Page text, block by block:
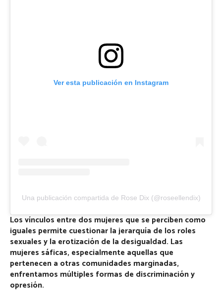
Ver esta publicación en Instagram
Una publicación compartida de Rose Dix (@roseellendix)
Los vínculos entre dos mujeres que se perciben como
iguales permite cuestionar la jerarquía de los roles
sexuales y la erotización de la desigualdad. Las
mujeres sáficas, especialmente aquellas que
pertenecen a otras comunidades marginadas,
enfrentamos múltiples formas de discriminación y
opresión.